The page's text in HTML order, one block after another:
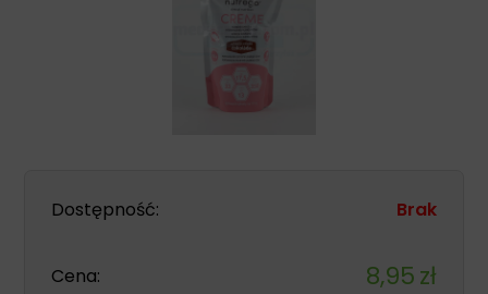
Dostępność: Brak
Cena: 8,95zł